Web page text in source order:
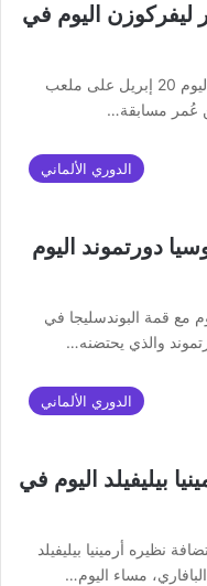
ليفركوزن اليوم في
يلتقي بايرن ميونخ بنظيره بايرن ليفركوزن اليوم 20 إبريل على ملعب
الدوري الألماني
دورتموند اليوم
مع قمة البوندسليجا في
والذي يحتضنه…
الدوري الألماني
بيليفيلد اليوم في
نظيره أرمينيا بيليفيلد
مساء اليوم…